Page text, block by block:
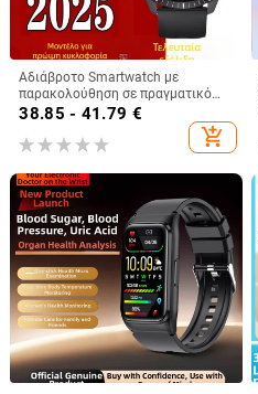
Αδιάβροτο Smartwatch με
παρακολούθηση σε πραγματικό
χρόνο: καρδιακός ρυθμός,
αρτηριακή πίεση, οξυγόνο στο
αίμα και ύπνος
38.85 - 41.79 €
add_shopping_cart